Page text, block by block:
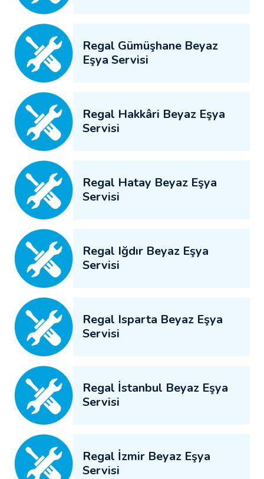
Regal Gümüşhane Beyaz
Eşya Servisi
Regal Hakkâri Beyaz Eşya
Servisi
Regal Hatay Beyaz Eşya
Servisi
Regal Iğdır Beyaz Eşya
Servisi
Regal Isparta Beyaz Eşya
Servisi
Regal İstanbul Beyaz Eşya
Servisi
Regal İzmir Beyaz Eşya
Servisi